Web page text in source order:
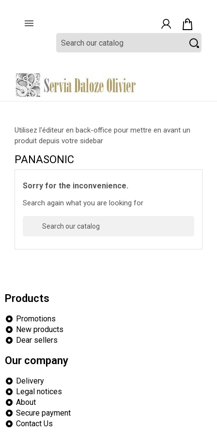

Utilisez l'éditeur en back-office pour mettre en avant un
produit depuis votre sidebar
PANASONIC
Sorry for the inconvenience.
Search again what you are looking for
Products
Promotions
New products
Dear sellers
Our company
Delivery
Legal notices
About
Secure payment
Contact Us